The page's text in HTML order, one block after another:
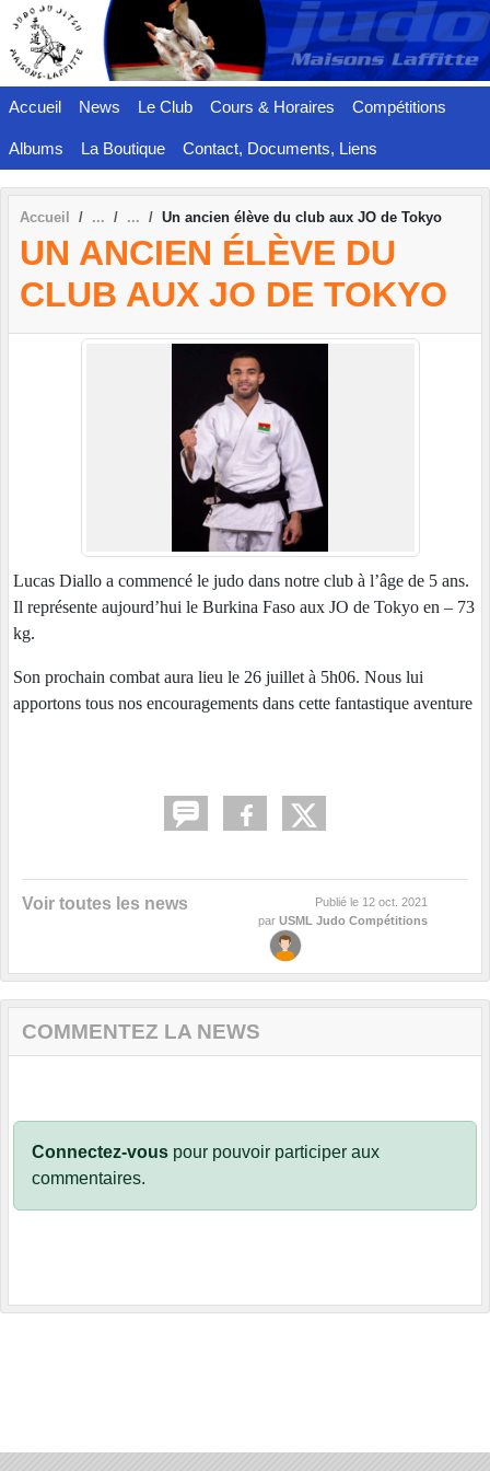
Accueil News Le Club Cours & Horaires Compétitions
Albums La Boutique Contact, Documents, Liens
Accueil Un ancien élève du club aux JO de Tokyo
UN ANCIEN ÉLÈVE DU
CLUB AUX JO DE TOKYO
Lucas Diallo a commencé le judo dans notre club à l’âge de 5 ans.
Il représente aujourd’hui le Burkina Faso aux JO de Tokyo en – 73
kg.
Son prochain combat aura lieu le 26 juillet à 5h06. Nous lui
apportons tous nos encouragements dans cette fantastique aventure
Voir toutes les news Publié le 12 oct. 2021
par USML Judo Compétitions
COMMENTEZ LA NEWS
Connectez-vous pour pouvoir participer aux
commentaires.
Panneau de gestion des cookies